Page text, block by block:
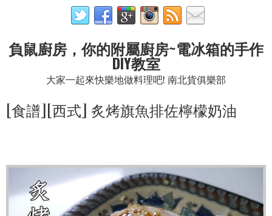
負鼠廚房，你的附屬廚房~電冰箱的手作
DIY教室
大家一起來快樂地做料理吧! 南北貨俱樂部
[食譜][西式] 炙烤旗魚排佐檸檬奶油